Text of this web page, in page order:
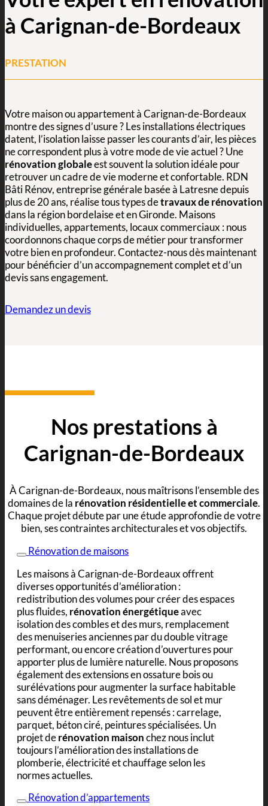
à Carignan-de-Bordeaux
PRESTATION
Votre maison ou appartement à Carignan-de-Bordeaux
montre des signes d’usure ? Les installations électriques
datent, l’isolation laisse passer les courants d’air, les pièces
ne correspondent plus à votre mode de vie actuel ? Une
rénovation globaleest souvent la solution idéale pour
retrouver un cadre de vie moderne et confortable. RDN
Bâti Rénov, entreprise générale basée à Latresne depuis
plus de 20 ans, réalise tous types detravaux de rénovation
dans la région bordelaise et en Gironde. Maisons
individuelles, appartements, locaux commerciaux : nous
coordonnons chaque corps de métier pour transformer
votre bien en profondeur. Contactez-nous dès maintenant
pour bénéficier d’un accompagnement complet et d’un
devis sans engagement.
Demandez un devis
Nos prestations à
Carignan-de-Bordeaux
À Carignan-de-Bordeaux, nous maîtrisons l’ensemble des
domaines de la rénovation résidentielle et commerciale.
Chaque projet débute par une étude approfondie de votre
bien, ses contraintes architecturales et vos objectifs.
Rénovation de maisons
Les maisons à Carignan-de-Bordeaux offrent
diverses opportunités d’amélioration :
redistribution des volumes pour créer des espaces
plus fluides, rénovation énergétiqueavec
isolation des combles et des murs, remplacement
des menuiseries anciennes par du double vitrage
performant, ou encore création d’ouvertures pour
apporter plus de lumière naturelle. Nous proposons
également des extensions en ossature bois ou
surélévations pour augmenter la surface habitable
sans déménager. Les revêtements de sol et mur
peuvent être entièrement repensés : carrelage,
parquet, béton ciré, peintures spécialisées. Un
projet derénovation maisonchez nous inclut
toujours l’amélioration des installations de
plomberie, électricité et chauffage selon les
normes actuelles.
Rénovation d’appartements